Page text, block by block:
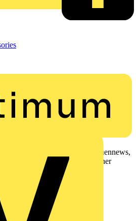
Zugang zu Branchennews,
und Tools – alles auf einer